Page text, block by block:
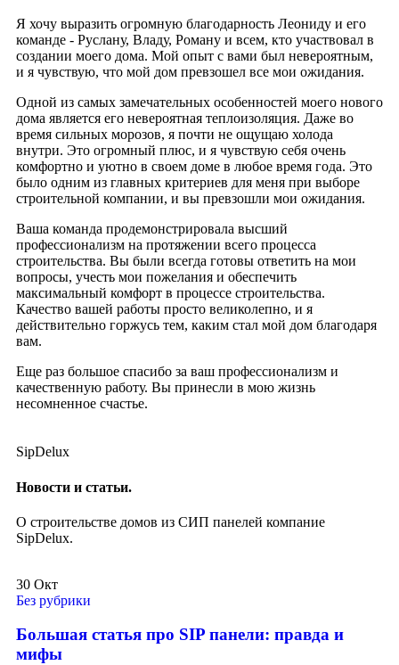
Я хочу выразить огромную благодарность Леониду и его
команде - Руслану, Владу, Роману и всем, кто участвовал в
создании моего дома. Мой опыт с вами был невероятным,
и я чувствую, что мой дом превзошел все мои ожидания.
Одной из самых замечательных особенностей моего нового
дома является его невероятная теплоизоляция. Даже во
время сильных морозов, я почти не ощущаю холода
внутри. Это огромный плюс, и я чувствую себя очень
комфортно и уютно в своем доме в любое время года. Это
было одним из главных критериев для меня при выборе
строительной компании, и вы превзошли мои ожидания.
Ваша команда продемонстрировала высший
профессионализм на протяжении всего процесса
строительства. Вы были всегда готовы ответить на мои
вопросы, учесть мои пожелания и обеспечить
максимальный комфорт в процессе строительства.
Качество вашей работы просто великолепно, и я
действительно горжусь тем, каким стал мой дом благодаря
вам.
Еще раз большое спасибо за ваш профессионализм и
качественную работу. Вы принесли в мою жизнь
несомненное счастье.
SipDelux
Новости и статьи.
О строительстве домов из СИП панелей компание
SipDelux.
30 Окт
Без рубрики
Большая статья про SIP панели: правда и
мифы